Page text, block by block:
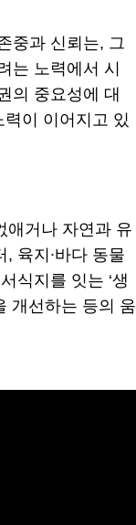
중과 신뢰는, 그
는 노력에서 시
의 중요성에 대
이 이어지고 있
애거나 자연과 유
육지∙바다 동물
식지를 잇는 ‘생
개선하는 등의 움